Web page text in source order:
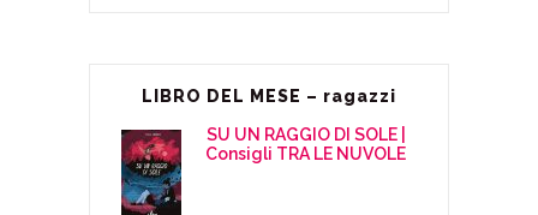
LIBRO DEL MESE – ragazzi
SU UN RAGGIO DI SOLE |
Consigli TRA LE NUVOLE